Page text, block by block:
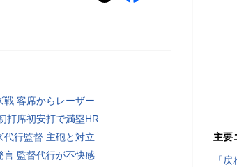
戦 客席からレーザー
打席初安打で満塁HR
代行監督 主砲と対立
言 監督代行が不快感
主要
「